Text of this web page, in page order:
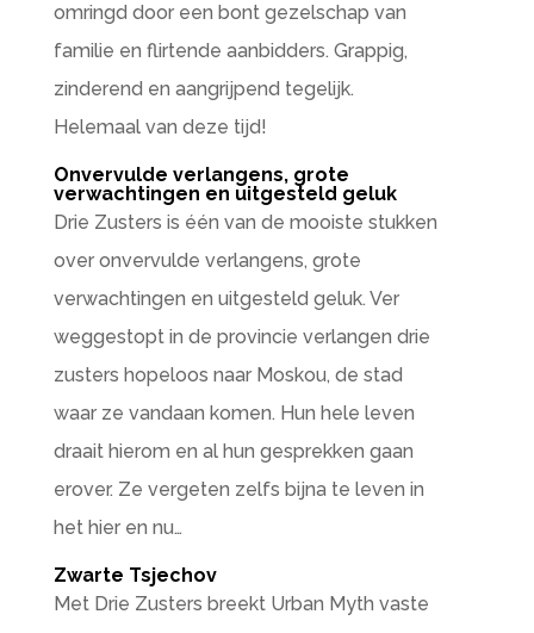
omringd door een bont gezelschap van
familie en flirtende aanbidders. Grappig,
zinderend en aangrijpend tegelijk.
Helemaal van deze tijd!
Onvervulde verlangens, grote
verwachtingen en uitgesteld geluk
Drie Zusters is één van de mooiste stukken
over onvervulde verlangens, grote
verwachtingen en uitgesteld geluk. Ver
weggestopt in de provincie verlangen drie
zusters hopeloos naar Moskou, de stad
waar ze vandaan komen. Hun hele leven
draait hierom en al hun gesprekken gaan
erover. Ze vergeten zelfs bijna te leven in
het hier en nu…
Zwarte Tsjechov
Met Drie Zusters breekt Urban Myth vaste